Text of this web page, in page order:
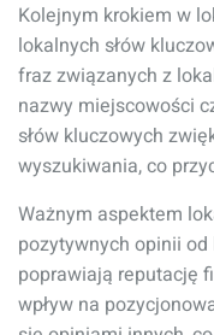
Kolejnym krokiem w
lokalnych słów
fraz związanych z
nazwy miejscowości
słów kluczowych
wyszukiwania, co
Ważnym aspektem
pozytywnych opinii
poprawiają reputację
wpływ na